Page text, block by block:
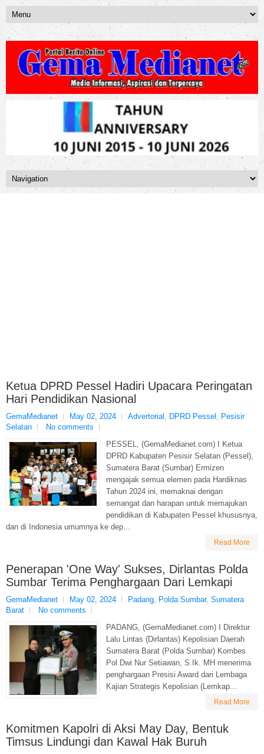
Ketua DPRD Pessel Hadiri Upacara Peringatan
Hari Pendidikan Nasional
GemaMedianet May 02, 2024 Advertorial , DPRD Pessel , Pesisir
Selatan
No comments
PESSEL, (GemaMedianet.com) I Ketua
DPRD Kabupaten Pesisir Selatan (Pessel),
Sumatera Barat (Sumbar) Ermizen
mengajak semua elemen pada Hardiknas
Tahun 2024 ini, memaknai dengan
semangat dan harapan untuk memajukan
pendidikan di Kabupaten Pessel khususnya,
dan di Indonesia umumnya ke dep...
Read More
Penerapan 'One Way' Sukses, Dirlantas Polda
Sumbar Terima Penghargaan Dari Lemkapi
GemaMedianet May 02, 2024 Padang, Polda Sumbar, Sumatera
Barat
No comments
PADANG, (GemaMedianet.com) I Direktur
Lalu Lintas (Dirlantas) Kepolisian Daerah
Sumatera Barat (Polda Sumbar) Kombes
Pol Dwi Nur Setiawan, S.Ik. MH menerima
penghargaan Presisi Award dari Lembaga
Kajian Strategis Kepolisian (Lemkap...
Read More
Komitmen Kapolri di Aksi May Day, Bentuk
Timsus Lindungi dan Kawal Hak Buruh